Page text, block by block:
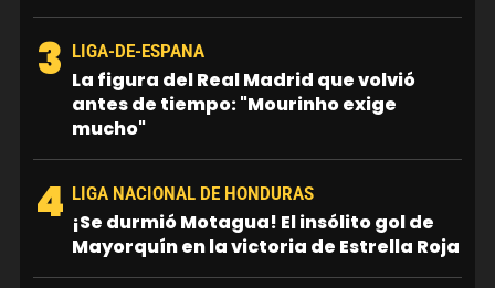
3 LIGA-DE-ESPANA
La figura del Real Madrid que volvió
antes de tiempo: "Mourinho exige
mucho"
4 LIGA NACIONAL DE HONDURAS
¡Se durmió Motagua! El insólito gol de
Mayorquín en la victoria de Estrella Roja